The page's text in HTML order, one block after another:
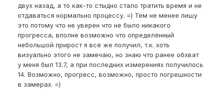
двух назад, а то как-то стыдно стало тратить время и не
отдаваться нормально процессу. =) Тем не менее пишу
это потому что не уверен что не было никакого
прогресса, вполне возможно что определённый
небольшой прирост я всё же получил, т.к. хоть
визуально этого не замечаю, но знаю что ранее обхват
у меня был 13.7, а при последних измерениях получилось
14. Возможно, прогресс, возможно, просто погрешности
в замерах. =)